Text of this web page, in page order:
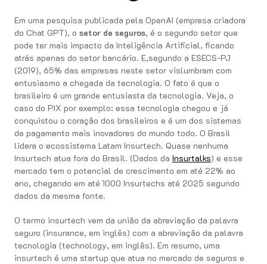
Em uma pesquisa publicada pela OpenAI (empresa criadora
do Chat GPT), o setor de seguros, é o segundo setor que
pode ter mais impacto da Inteligência Artificial, ficando
atrás apenas do setor bancário. E,segundo a ESECS-PJ
(2019), 65% das empresas neste setor vislumbram com
entusiasmo a chegada da tecnologia. O fato é que o
brasileiro é um grande entusiasta da tecnologia. Veja, o
caso do PIX por exemplo: essa tecnologia chegou e já
conquistou o coração dos brasileiros e é um dos sistemas
de pagamento mais inovadores do mundo todo. O Brasil
lidera o ecossistema Latam Insurtech. Quase nenhuma
Insurtech atua fora do Brasil. (Dados da Insurtalks) e esse
mercado tem o potencial de crescimento em até 22% ao
ano, chegando em até 1000 Insurtechs até 2025 segundo
dados da mesma fonte.
O termo insurtech vem da união da abreviação da palavra
seguro (insurance, em inglês) com a abreviação da palavra
tecnologia (technology, em inglês). Em resumo, uma
insurtech é uma startup que atua no mercado de seguros e